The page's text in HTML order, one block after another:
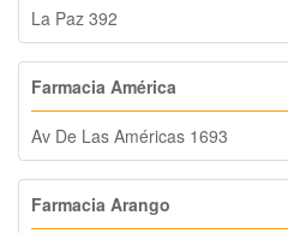
La Paz 392
Farmacia América
Av De Las Américas 1693
Farmacia Arango